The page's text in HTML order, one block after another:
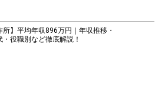
所】平均年収896万円｜年収推移・
・役職別など徹底解説！